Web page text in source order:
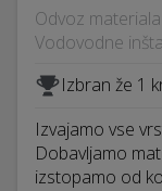
Odvoz materiala
Vodovodne
Izbran že 1
Izvajamo vse
Dobavljamo
izstopamo od